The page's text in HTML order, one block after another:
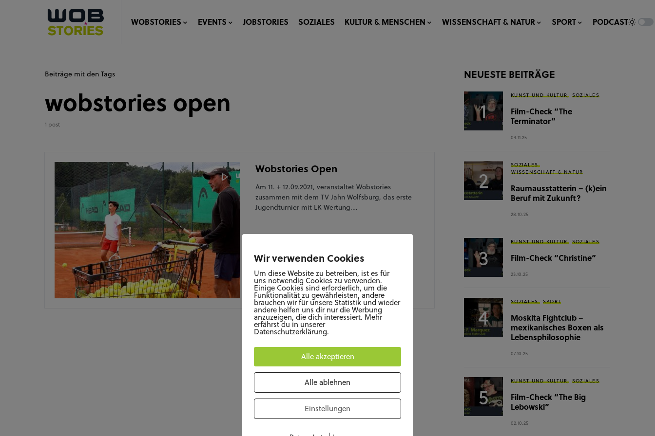
WOBSTORIES EVENTS JOBSTORIES SOZIALES KULTUR & MENSCHEN WISSENSCHAFT & NATUR SPORT PODCAST
Beiträge mit den Tags
wobstories open
1 post
Wobstories Open
Am 11. + 12.09.2021, veranstaltet Wobstories
zusammen mit dem TV Jahn Wolfsburg, das erste
Jugendturnier mit LK Wertung.…
JULI 30, 2021
NEUESTE BEITRÄGE
KUNST UND KULTUR SOZIALES
Film-Check “The
Terminator”
04.11.25
SOZIALES
WISSENSCHAFT & NATUR
Raumausstatterin – (k)ein
Beruf mit Zukunft?
28.10.25
KUNST UND KULTUR SOZIALES
Film-Check “Christine”
23.10.25
SOZIALES SPORT
Moskita Fightclub –
mexikanisches Boxen als
Lebensphilosophie
07.10.25
KUNST UND KULTUR SOZIALES
Film-Check “The Big
Lebowski”
02.10.25
Wir verwenden Cookies
Um diese Website zu betreiben, ist es für
uns notwendig Cookies zu verwenden.
Einige Cookies sind erforderlich, um die
Funktionalität zu gewährleisten, andere
brauchen wir für unsere Statistik und wieder
andere helfen uns dir nur die Werbung
anzuzeigen, die dich interessiert. Mehr
erfährst du in unserer
Datenschutzerklärung.
Alle akzeptieren
Alle ablehnen
Einstellungen